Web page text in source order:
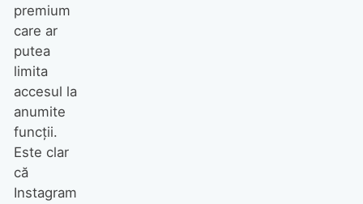
premium
care ar
putea
limita
accesul la
anumite
funcții.
Este clar
că
Instagram